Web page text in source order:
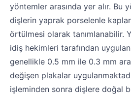
yöntemler arasında yer alır. Bu
dişlerin yaprak porselenle
örtülmesi olarak tanımlanabilir.
idiş hekimleri tarafından
genellikle 0.5 mm ile 0.3 mm
değişen plakalar
işleminden sonra dişlere doğal